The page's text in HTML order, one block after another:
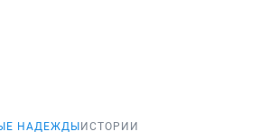
НАДЕЖДЫ ИСТОРИИ